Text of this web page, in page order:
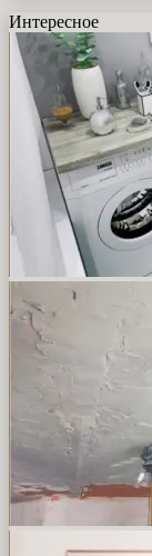
Интересное